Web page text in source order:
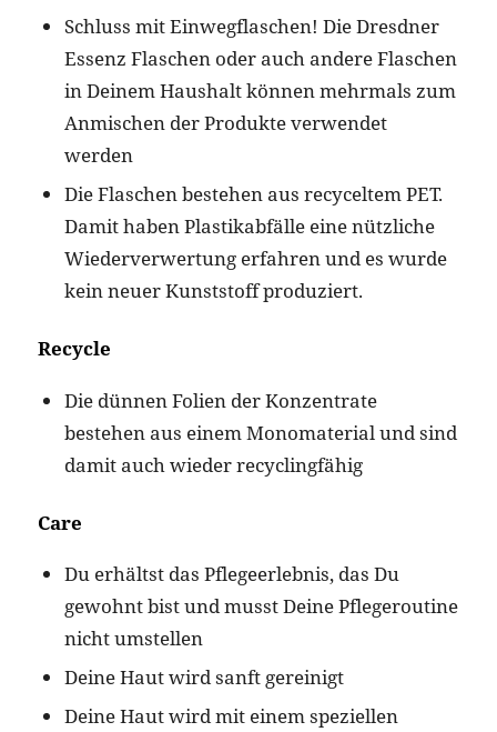
Schluss mit Einwegflaschen! Die Dresdner
Essenz Flaschen oder auch andere Flaschen
in Deinem Haushalt können mehrmals zum
Anmischen der Produkte verwendet
werden
Die Flaschen bestehen aus recyceltem PET.
Damit haben Plastikabfälle eine nützliche
Wiederverwertung erfahren und es wurde
kein neuer Kunststoff produziert.
Recycle
Die dünnen Folien der Konzentrate
bestehen aus einem Monomaterial und sind
damit auch wieder recyclingfähig
Care
Du erhältst das Pflegeerlebnis, das Du
gewohnt bist und musst Deine Pflegeroutine
nicht umstellen
Deine Haut wird sanft gereinigt
Deine Haut wird mit einem speziellen